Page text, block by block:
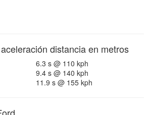
distancia en metros
6.3 s @ 110 kph
9.4 s @ 140 kph
11.9 s @ 155 kph